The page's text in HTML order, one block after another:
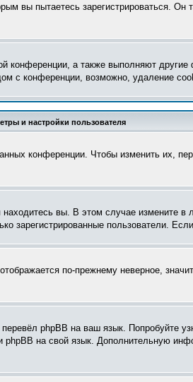
вы пытаетесь зарегистрироваться. Он
а также выполняют
с конференции, возможно, удаление
и настройки пользователя
конференции. Чтобы изменить их,
вы. В этом случае измените в
зарегистрированные пользователи.
по-прежнему неверное,
phpBB на ваш язык. Попробуйте
phpBB на свой язык. Дополнительную